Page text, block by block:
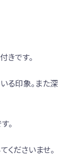
きです。
る印象。また深
。
くださいませ。